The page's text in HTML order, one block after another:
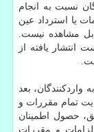
نسبت به انجام
یا استرداد عین
مشاهده نیست.
یافته از
واردكنندگان، بعد
تمام مقررات و
حصول اطمینان
و مقررات